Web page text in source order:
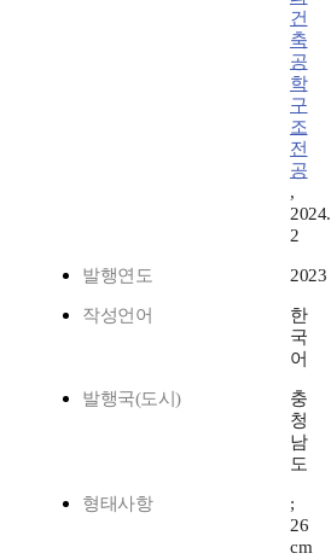
건
축
공
학
구
조
전
공
,
2024.
2
발행연도 2023
작성언어
한
국
어
발행국(도시)
충
청
남
도
형태사항
;
26
cm